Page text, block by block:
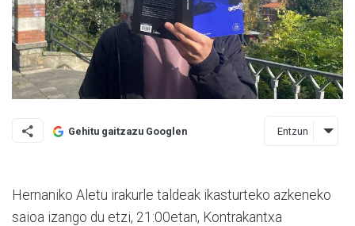
Gehitu gaitzazu Googlen Entzun
Hernaniko Aletu irakurle taldeak ikasturteko azkeneko
saioa izango du etzi, 21:00etan, Kontrakantxa